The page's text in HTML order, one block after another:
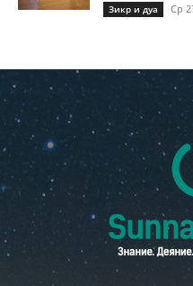
Зикр и дуа Ср